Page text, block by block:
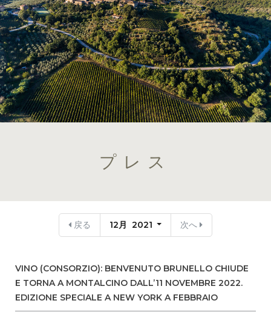
プレス
戻る 12月 2021 次へ
VINO (CONSORZIO): BENVENUTO BRUNELLO CHIUDE
E TORNA A MONTALCINO DALL’11 NOVEMBRE 2022.
EDIZIONE SPECIALE A NEW YORK A FEBBRAIO